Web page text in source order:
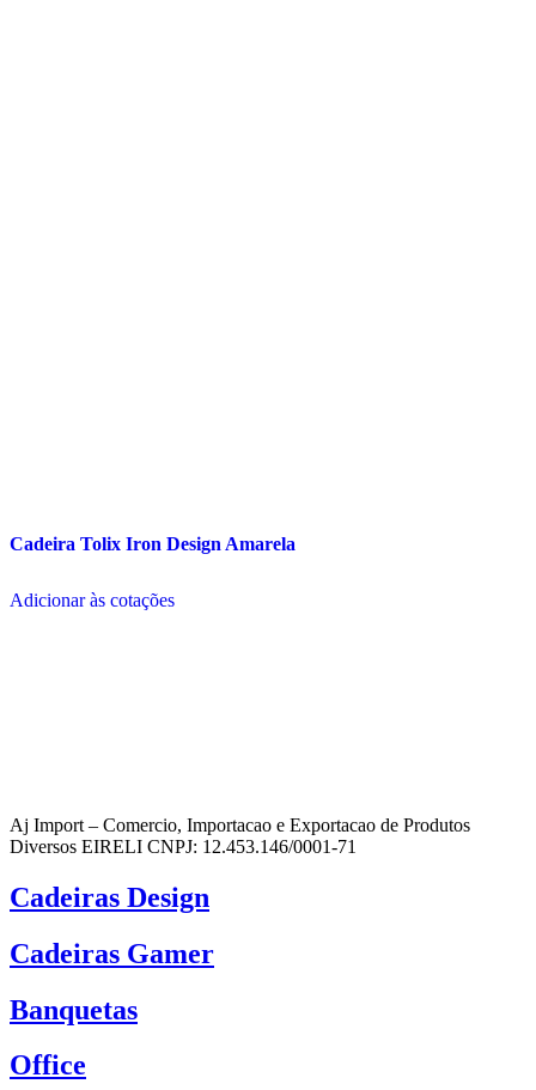
Cadeira Tolix Iron Design Amarela
Adicionar às cotações
Aj Import – Comercio, Importacao e Exportacao de Produtos
Diversos EIRELI CNPJ: 12.453.146/0001-71
Cadeiras Design
Cadeiras Gamer
Banquetas
Office